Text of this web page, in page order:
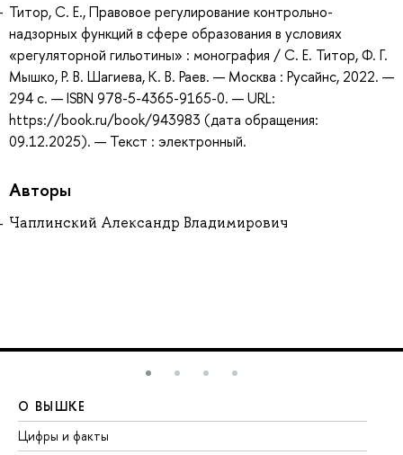
Титор, С. Е., Правовое регулирование контрольно-
надзорных функций в сфере образования в условиях
«регуляторной гильотины» : монография / С. Е. Титор, Ф. Г.
Мышко, Р. В. Шагиева, К. В. Раев. — Москва : Русайнс, 2022. —
294 с. — ISBN 978-5-4365-9165-0. — URL:
https://book.ru/book/943983 (дата обращения:
09.12.2025). — Текст : электронный.
Авторы
Чаплинский Александр Владимирович
О ВЫШКЕ
Цифры и факты